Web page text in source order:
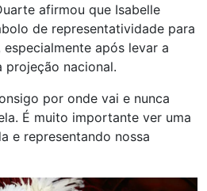
afirmou que Isabelle
de representatividade para
após levar a
projeção nacional.
por onde vai e nunca
É muito importante ver uma
e representando nossa